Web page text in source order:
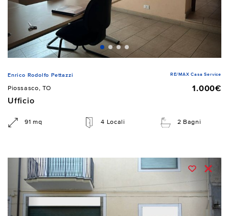
Enrico Rodolfo Pettazzi RE/MAX Casa Service
Piossasco, TO
1.000€
Ufficio
91 mq 4 Locali 2 Bagni